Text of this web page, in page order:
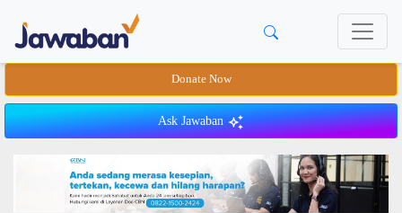
Donate Now
Ask Jawaban